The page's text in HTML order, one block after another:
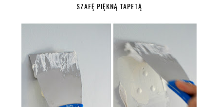
SZAFĘ PIĘKNĄ TAPETĄ